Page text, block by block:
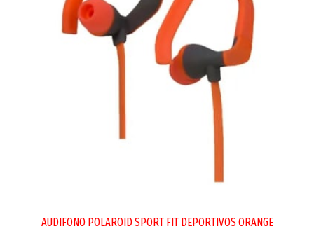
AUDIFONO POLAROID SPORT FIT DEPORTIVOS ORANGE